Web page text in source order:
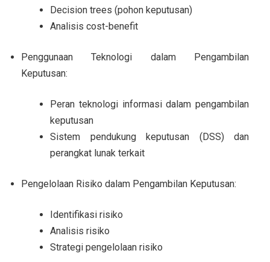
Decision trees (pohon keputusan)
Analisis cost-benefit
Penggunaan Teknologi dalam Pengambilan
Keputusan:
Peran teknologi informasi dalam pengambilan
keputusan
Sistem pendukung keputusan (DSS) dan
perangkat lunak terkait
Pengelolaan Risiko dalam Pengambilan Keputusan:
Identifikasi risiko
Analisis risiko
Strategi pengelolaan risiko